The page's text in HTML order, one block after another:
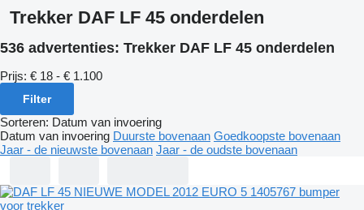
Trekker DAF LF 45 onderdelen
536 advertenties: Trekker DAF LF 45 onderdelen
Prijs: € 18 - € 1.100
Filter
Sorteren: Datum van invoering
Datum van invoering Duurste bovenaan Goedkoopste bovenaan
Jaar - de nieuwste bovenaan Jaar - de oudste bovenaan